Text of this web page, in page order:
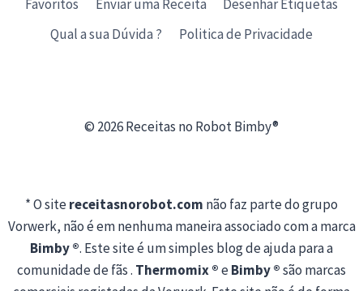
Favoritos Enviar uma Receita
Desenhar Etiquetas
Qual a sua Dúvida ?
Politica de Privacidade
© 2026 Receitas no Robot Bimby®
* O sitereceitasnorobot.com não faz parte do grupo
Vorwerk, não é em nenhuma maneira associado com a marca
Bimby ®. Este site é um simples blog de ajuda para a
comunidade de fãs . Thermomix ®eBimby ®são marcas